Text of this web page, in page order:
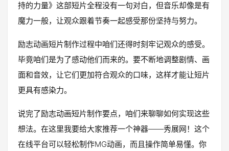
持的力量》这部短片全程没有一句对白，但音乐却像是有
魔力一般，让观众跟着节奏一起感受那份坚持与努力。
励志动画短片制作过程中咱们还得时刻牢记观众的感受。
毕竟咱们是为了感动他们而来的。要不断地调整剧情、画
面和音效，让它们更加符合观众的口味，这样才能让短片
更具有感染力。
说完了励志动画短片制作要点，咱们来聊聊如何实现这些
想法。在这里我要给大家推荐一个神器——秀展网！这个
在线平台可以轻松制作MG动画，而且操作简单易懂。你